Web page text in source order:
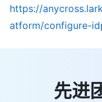
https://
atform/configure-
先进